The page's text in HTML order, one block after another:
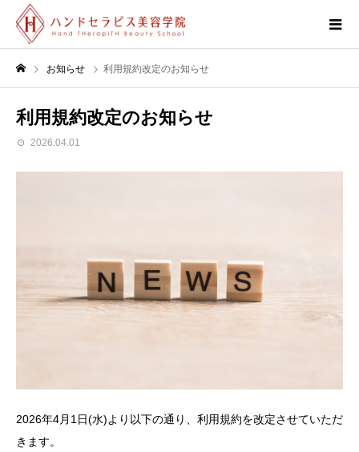
お知らせ 利用規約改定のお知らせ
利用規約改定のお知らせ
2026.04.01
2026年4月1日(水)より以下の通り、利用規約を改定させていただ
きます。